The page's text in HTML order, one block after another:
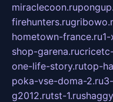
miraclecoon.ru
firehunters.ru
hometown-france.ru
shop-garena.ru
one-life-story.rutop-
poka-vse-doma-2.ru
g2012.rutst-1.ru